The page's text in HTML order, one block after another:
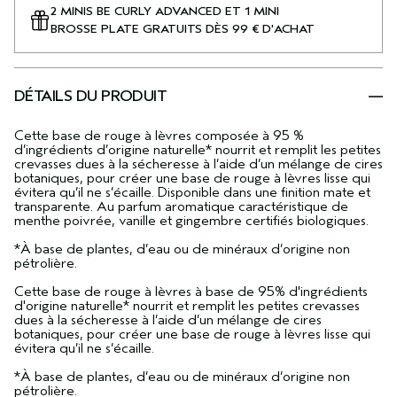
2 MINIS BE CURLY ADVANCED ET 1 MINI
BROSSE PLATE GRATUITS DÈS 99 € D'ACHAT
DÉTAILS DU PRODUIT
Cette base de rouge à lèvres composée à 95 %
d’ingrédients d’origine naturelle* nourrit et remplit les petites
crevasses dues à la sécheresse à l’aide d’un mélange de cires
botaniques, pour créer une base de rouge à lèvres lisse qui
évitera qu’il ne s’écaille. Disponible dans une finition mate et
transparente. Au parfum aromatique caractéristique de
menthe poivrée, vanille et gingembre certifiés biologiques.
*À base de plantes, d’eau ou de minéraux d’origine non
pétrolière.
Cette base de rouge à lèvres à base de 95% d'ingrédients
d'origine naturelle* nourrit et remplit les petites crevasses
dues à la sécheresse à l’aide d’un mélange de cires
botaniques, pour créer une base de rouge à lèvres lisse qui
évitera qu’il ne s’écaille.
*À base de plantes, d’eau ou de minéraux d’origine non
pétrolière.